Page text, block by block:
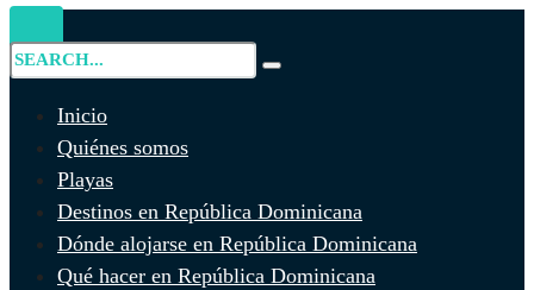
Inicio
Quiénes somos
Playas
Destinos en República Dominicana
Dónde alojarse en República Dominicana
Qué hacer en República Dominicana